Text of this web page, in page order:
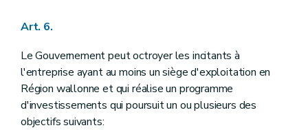
Art. 6.
Le Gouvernement peut octroyer les incitants à
l'entreprise ayant au moins un siège d'exploitation en
Région wallonne et qui réalise un programme
d'investissements qui poursuit un ou plusieurs des
objectifs suivants: